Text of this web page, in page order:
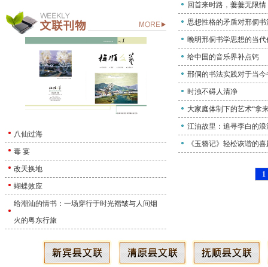
八仙过海
毒 宴
改天换地
蝴蝶效应
给潮汕的情书：一场穿行于时光褶皱与人间烟
火的粤东行旅
回首来时路，萋萋无限情
思想性格的矛盾对邢侗
晚明邢侗书学思想的当代
给中国的音乐界补点钙
邢侗的书法实践对于当
时浊不碍人清净
大家庭体制下的艺术“拿
江油故里：追寻李白的浪
《玉簪记》轻松诙谐的
1